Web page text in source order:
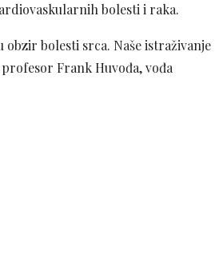
bolesti i raka.
bolesti srca. Naše istraživanje
Frank Huvođa, vođa